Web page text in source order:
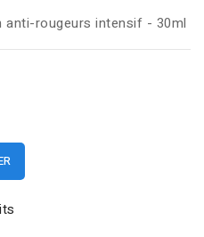
anti-rougeurs intensif - 30ml